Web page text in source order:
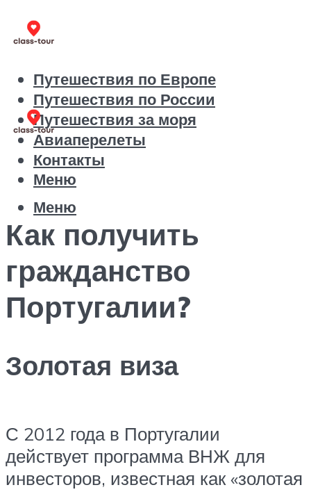
Путешествия по Европе
Путешествия по России
Путешествия за моря
Авиаперелеты
Контакты
Меню
Меню
Как получить
гражданство
Португалии?
Золотая виза
С 2012 года в Португалии
действует программа ВНЖ для
инвесторов, известная как «золотая